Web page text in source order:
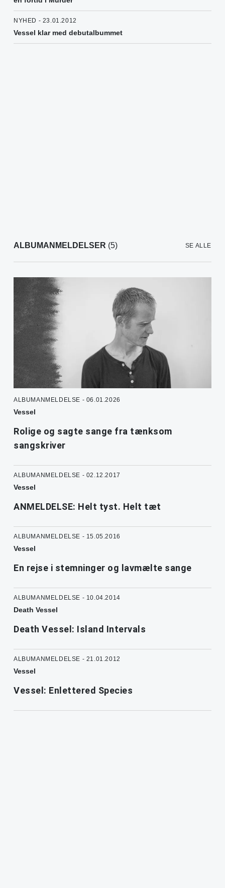
NYHED - 23.01.2012
Vessel klar med debutalbummet
ALBUMANMELDELSER (5) SE ALLE
ALBUMANMELDELSE - 06.01.2026
Vessel
Rolige og sagte sange fra tænksom
sangskriver
ALBUMANMELDELSE - 02.12.2017
Vessel
ANMELDELSE: Helt tyst. Helt tæt
ALBUMANMELDELSE - 15.05.2016
Vessel
En rejse i stemninger og lavmælte sange
ALBUMANMELDELSE - 10.04.2014
Death Vessel
Death Vessel: Island Intervals
ALBUMANMELDELSE - 21.01.2012
Vessel
Vessel: Enlettered Species